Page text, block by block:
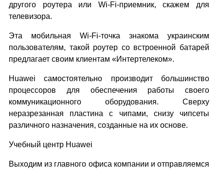
другого роутера или Wi-Fi-приемник, скажем для
телевизора.
Эта мобильная Wi-Fi-точка знакома украинским
пользователям, такой роутер со встроенной батарей
предлагает своим клиентам «Интертелеком».
Huawei самостоятельно производит большинство
процессоров для обеспечения работы своего
коммуникационного оборудования. Сверху
неразрезанная пластина с чипами, снизу чипсеты
различного назначения, созданные на их основе.
Учебный центр Huawei
Выходим из главного офиса компании и отправляемся